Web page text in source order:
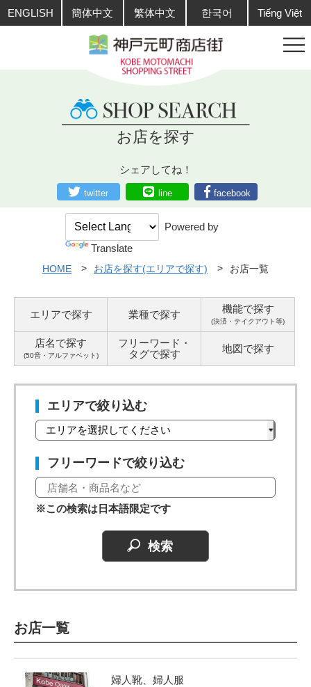
ENGLISH 簡体中文 繁体中文 한국어 Tiếng Việt
お店を探す
シェアしてね！
twitter line facebook
Powered by
Translate
HOME お店を探す(エリアで探す) お店一覧
エリアで探す 業種で探す 機能で探す
(決済・テイクアウト等)
店名で探す
(50音・アルファベット)
フリーワード・
タグで探す 地図で探す
エリアで絞り込む
フリーワードで絞り込む
※この検索は日本語限定です
お店一覧
婦人靴、婦人服